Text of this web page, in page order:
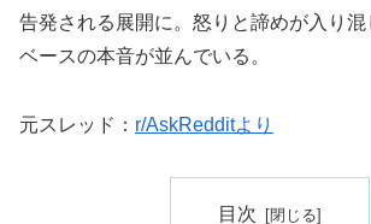
告発される展開に。怒りと諦めが入り
ベースの本音が並んでいる。
元スレッド： r/AskRedditより
目次